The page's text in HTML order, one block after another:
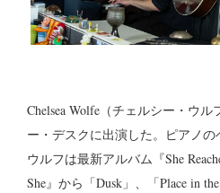
Chelsea Wolfe（チェルシー・ウ
ー・デスクに出演した。ピアノの
ウルフは最新アルバム『She
She』から「Dusk」、「Place in